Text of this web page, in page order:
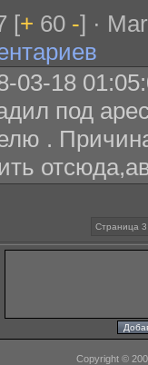
[+ 60 -] ·
03-18
под
.
Страница
Copyright ©